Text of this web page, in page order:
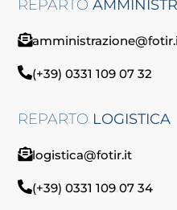
REPARTO
(+39) 0331 109 07 32
REPARTO LOGISTICA
logistica@fotir.it
(+39) 0331 109 07 34